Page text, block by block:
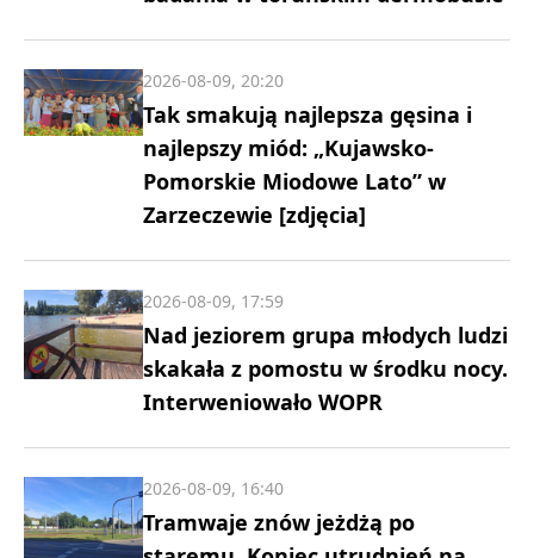
Tak smakują najlepsza gęsina i
najlepszy miód: „Kujawsko-
Pomorskie Miodowe Lato” w
Zarzeczewie [zdjęcia]
2026-08-09, 20:20
Nad jeziorem grupa młodych ludzi
skakała z pomostu w środku nocy.
Interweniowało WOPR
2026-08-09, 17:59
Tramwaje znów jeżdżą po
2026-08-09, 16:40